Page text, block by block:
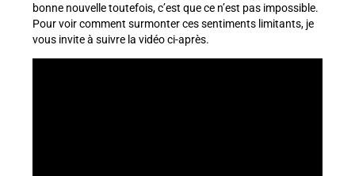
bonne nouvelle toutefois, c’est que ce n’est pas impossible.
Pour voir comment surmonter ces sentiments limitants, je
vous invite à suivre la vidéo ci-après.